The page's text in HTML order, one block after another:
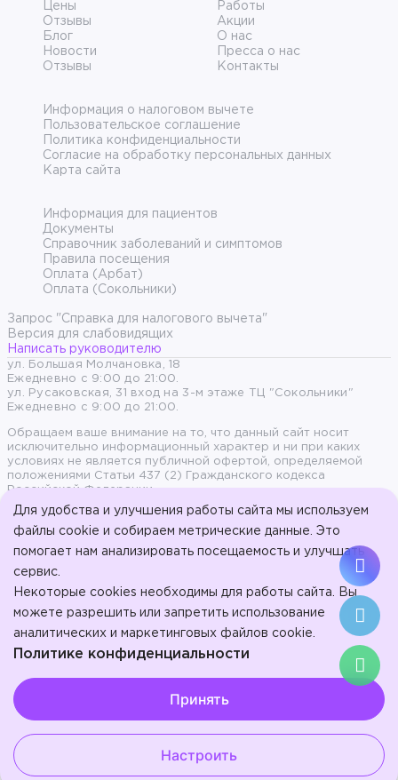
Цены
Работы
Отзывы
Акции
Блог
О нас
Новости
Пресса о нас
Отзывы
Контакты
Информация о налоговом вычете
Пользовательское соглашение
Политика конфиденциальности
Согласие на обработку персональных данных
Карта сайта
Информация для пациентов
Документы
Справочник заболеваний и симптомов
Правила посещения
Оплата (Арбат)
Оплата (Сокольники)
Запрос "Справка для налогового вычета"
Версия для слабовидящих
Написать руководителю
ул. Большая Молчановка, 18
Ежедневно с 9:00 до 21:00.
ул. Русаковская, 31 вход на 3-м этаже ТЦ "Сокольники"
Ежедневно с 9:00 до 21:00.
Обращаем ваше внимание на то, что данный сайт носит
исключительно информационный характер и ни при каких
условиях не является публичной офертой, определяемой
положениями Статьи 437 (2) Гражданского кодекса
Российской Федерации.
Продолжая пользоваться сайтом, вы даете согласие на
конфиденциальности.
© 2017-2026, ООО «Стоматология на Арбате» - Эстетическая
стоматология на Арбате.
ООО "Стоматология в Сокольниках". Л041-01137-77/01023207 от
16 января 2024 г.
ИМЕЮТСЯ
ПРОКОНСУЛЬТИРУЙТЕСЬ СО
Для удобства и улучшения работы сайта мы используем
файлы cookie и собираем метрические данные. Это
помогает нам анализировать посещаемость и улучшать
сервис.
Некоторые cookies необходимы для работы сайта. Вы
можете разрешить или запретить использование
аналитических и маркетинговых файлов cookie.
Политике конфиденциальности
Аналитические/Функциональные
Принять
Настроить